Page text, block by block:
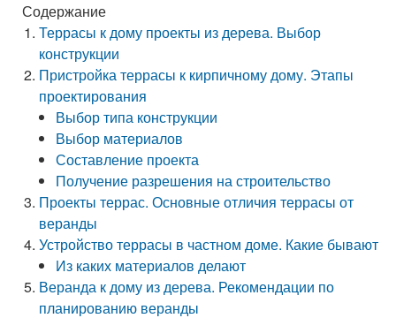
Содержание
Террасы к дому проекты из дерева. Выбор
конструкции
Пристройка террасы к кирпичному дому. Этапы
проектирования
Выбор типа конструкции
Выбор материалов
Составление проекта
Получение разрешения на строительство
Проекты террас. Основные отличия террасы от
веранды
Устройство террасы в частном доме. Какие бывают
Из каких материалов делают
Веранда к дому из дерева. Рекомендации по
планированию веранды